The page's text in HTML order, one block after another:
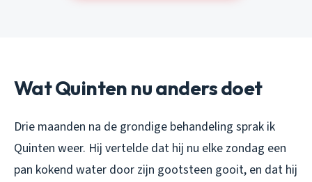
Wat Quinten nu anders doet
Drie maanden na de grondige behandeling sprak ik
Quinten weer. Hij vertelde dat hij nu elke zondag een
pan kokend water door zijn gootsteen gooit, en dat hij